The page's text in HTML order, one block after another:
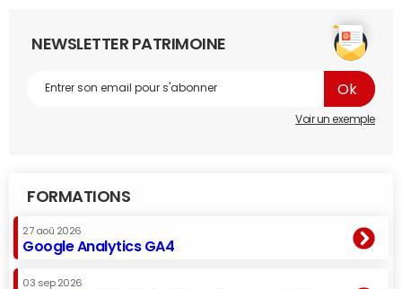
NEWSLETTER PATRIMOINE
Voir un exemple
FORMATIONS
27 aoû 2026
Google Analytics GA4
03 sep 2026